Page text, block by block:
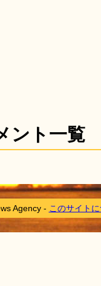
ント一覧
Agency - このサイト